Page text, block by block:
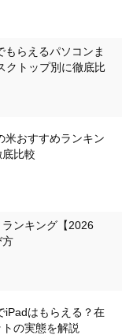
もらえるパソコンま
クトップ別に徹底比
米おすすめランキン
比較
ンキング【2026
方
iPadはもらえる？在
の実態を解説